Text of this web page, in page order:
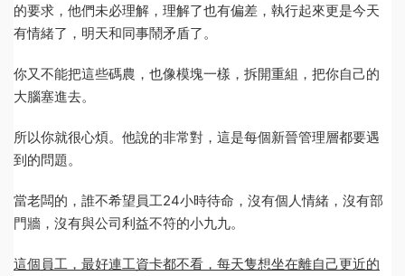
的要求，他們未必理解，理解了也有偏差，執行起來更是今天
有情緒了，明天和同事鬧矛盾了。
你又不能把這些碼農，也像模塊一樣，拆開重組，把你自己的
大腦塞進去。
所以你就很心煩。他說的非常對，這是每個新晉管理層都要遇
到的問題。
當老闆的，誰不希望員工24小時待命，沒有個人情緒，沒有部
門牆，沒有與公司利益不符的小九九。
這個員工，最好連工資卡都不看，每天隻想坐在離自己更近的